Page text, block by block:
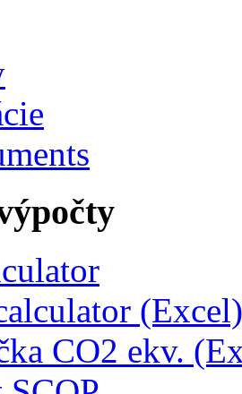
(Excel)
CO2 ekv.